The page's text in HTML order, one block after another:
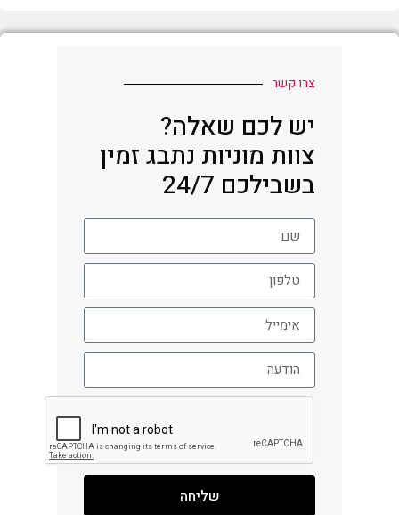
צרו קשר
יש לכם שאלה?
צוות מוניות נתבג זמין
בשבילכם 24/7
שליחה